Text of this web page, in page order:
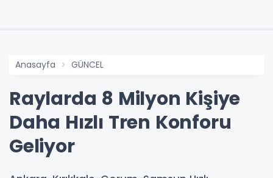
Anasayfa GÜNCEL
Raylarda 8 Milyon Kişiye
Daha Hızlı Tren Konforu
Geliyor